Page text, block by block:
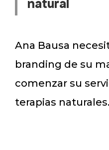
natural
Ana Bausa
branding de su
comenzar su
terapias naturales.